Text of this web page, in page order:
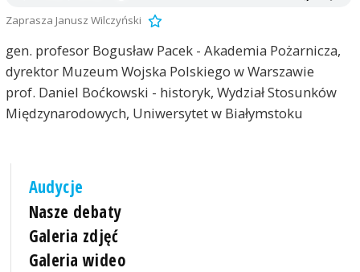
Zaprasza Janusz Wilczyński
gen. profesor Bogusław Pacek - Akademia Pożarnicza,
dyrektor Muzeum Wojska Polskiego w Warszawie
prof. Daniel Boćkowski - historyk, Wydział Stosunków
Międzynarodowych, Uniwersytet w Białymstoku
Audycje
Nasze debaty
Galeria zdjęć
Galeria wideo